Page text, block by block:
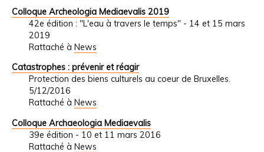
Colloque Archeologia Mediaevalis 2019
42e édition : "L'eau à travers le temps" - 14 et 15 mars
2019
Rattaché à News
Catastrophes : prévenir et réagir
Protection des biens culturels au coeur de Bruxelles.
5/12/2016
Rattaché à News
Colloque Archaeologia Mediaevalis
39e édition - 10 et 11 mars 2016
Rattaché à News